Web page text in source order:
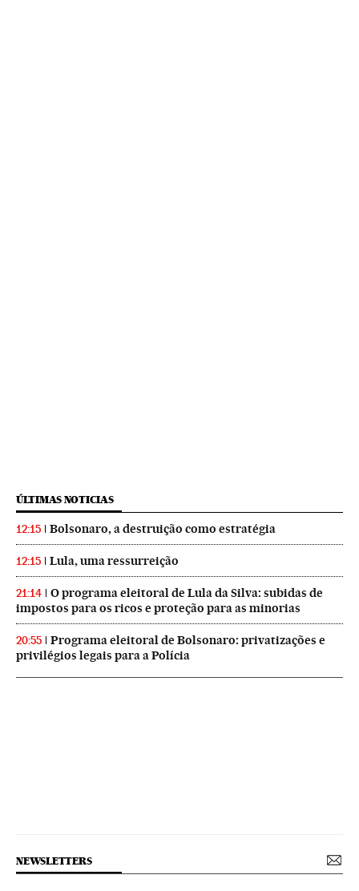
ÚLTIMAS NOTICIAS
12:15 Bolsonaro, a destruição como estratégia
12:15 Lula, uma ressurreição
21:14
O programa eleitoral de Lula da Silva: subidas de
impostos para os ricos e proteção para as minorias
20:55
Programa eleitoral de Bolsonaro: privatizações e
privilégios legais para a Polícia
NEWSLETTERS